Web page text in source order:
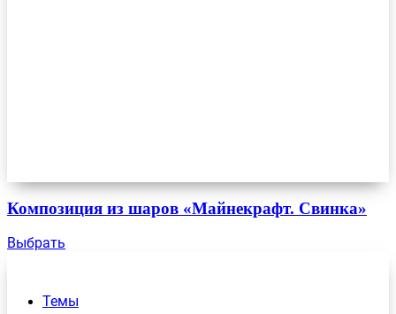
Темы
Композиция из шаров «Майнекрафт. Свинка»
Выбрать